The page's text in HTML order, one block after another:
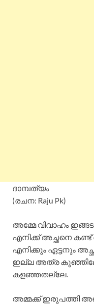
ദാമ്പത്യം
(രചന: Raju Pk)
അമ്മേ വിവാഹം
എനിക്ക് അച്ഛനെ
എനിക്കും ഏട്ടനും
ഇല്ല അത്ര കുഞ്ഞിലേ
കളഞ്ഞതല്ലേ.
അമ്മക്ക് ഇരുപത്തി